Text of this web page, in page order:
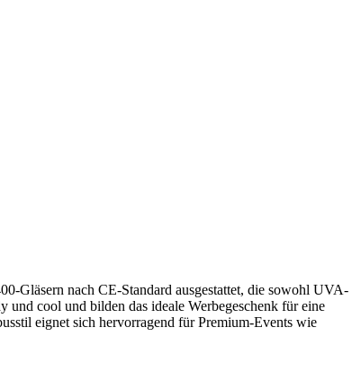
Gläsern nach CE-Standard ausgestattet, die sowohl UVA-
cool und bilden das ideale Werbegeschenk für eine
eignet sich hervorragend für Premium-Events wie